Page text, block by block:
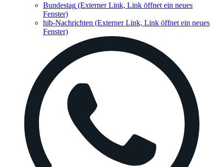
Bundestag (Externer Link, Link öffnet ein neues
Fenster)
hib-Nachrichten (Externer Link, Link öffnet ein neues
Fenster)